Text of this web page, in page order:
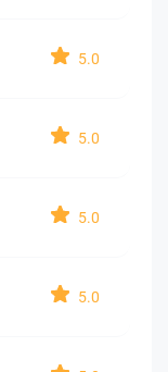
5.0
5.0
5.0
5.0